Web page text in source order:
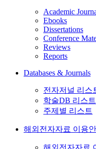
Academic
Ebooks
Dissertations
Conference
Reviews
Reports
Databases & Journals
전자저널 리스
학술DB 리스트
주제별 리스트
해외전자자료 이용
해외전자자료